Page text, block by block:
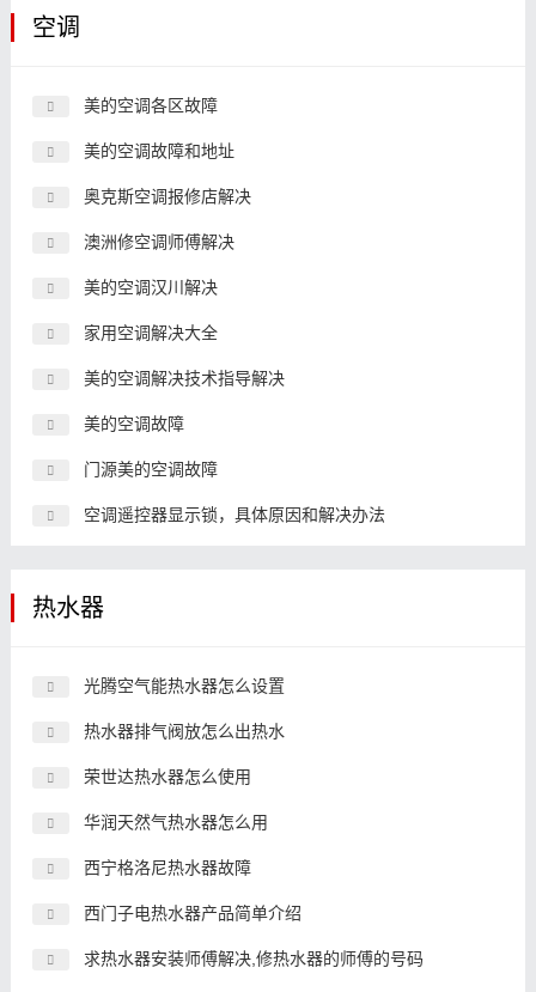
空调
美的空调各区故障
美的空调故障和地址
奥克斯空调报修店解决
澳洲修空调师傅解决
美的空调汉川解决
家用空调解决大全
美的空调解决技术指导解决
美的空调故障
门源美的空调故障
空调遥控器显示锁，具体原因和解决办法
热水器
光腾空气能热水器怎么设置
热水器排气阀放怎么出热水
荣世达热水器怎么使用
华润天然气热水器怎么用
西宁格洛尼热水器故障
西门子电热水器产品简单介绍
求热水器安装师傅解决,修热水器的师傅的号码